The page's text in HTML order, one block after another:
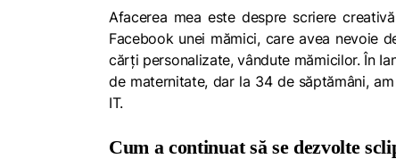
Afacerea mea este despre scriere
Facebook unei mămici, care avea nevoie
cărți personalizate, vândute mămicilor.În
de maternitate, dar la 34 de săptămâni,
IT.
Cum a continuat să se dezvolte